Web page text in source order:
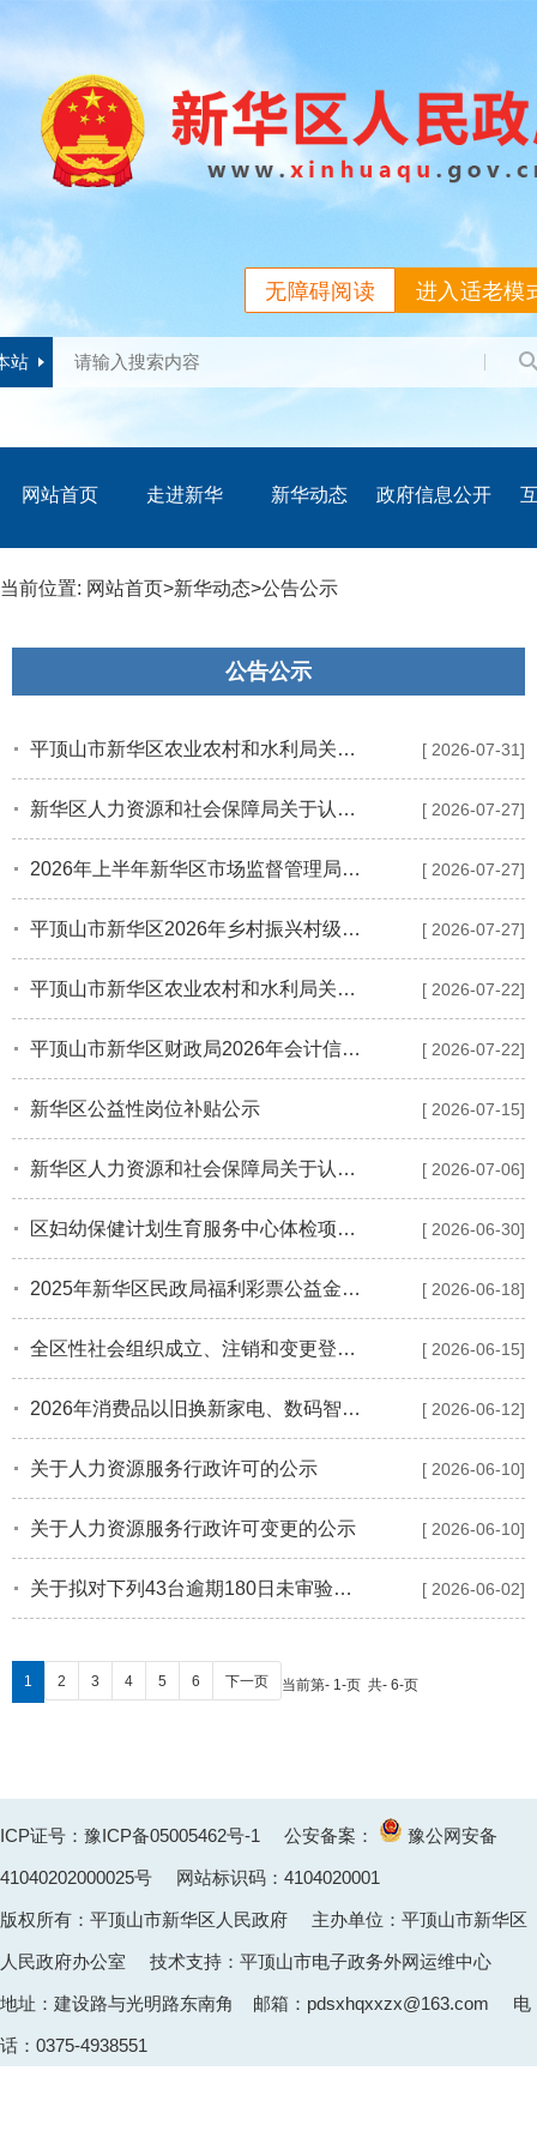
进入适老模
无障碍阅读
站
网站首页 走进新华 新华动态 政府信息公开
当前位置: 网站首页>新华动态>公告公示
公告公示
平顶山市新华区农业农村和水利局关于祥云河西线新华区段提升工程-招标代理机构比选结果公示 [ 2026-07-31]
新华区人力资源和社会保障局关于认定新华区区级就业见习单位的公示 [ 2026-07-27]
2026年上半年新华区市场监督管理局食品安全监督抽检公示 [ 2026-07-27]
平顶山市新华区2026年乡村振兴村级协理员拟聘用人员公示 [ 2026-07-27]
平顶山市新华区农业农村和水利局关于祥云河西线新华区段提升工程-招标代理机构比选公告 [ 2026-07-22]
平顶山市新华区财政局2026年会计信息质量检查查前公示 [ 2026-07-22]
新华区公益性岗位补贴公示 [ 2026-07-15]
新华区人力资源和社会保障局关于认定新华区区级就业见习单位的公示 [ 2026-07-06]
区妇幼保健计划生育服务中心体检项目明细及收费标准公示 [ 2026-06-30]
2025年新华区民政局福利彩票公益金使用情况公告 [ 2026-06-18]
全区性社会组织成立、注销和变更登记公告 [ 2026-06-15]
2026年消费品以旧换新家电、数码智能产品参与主体名单的公示(第四批) [ 2026-06-12]
关于人力资源服务行政许可的公示 [ 2026-06-10]
关于人力资源服务行政许可变更的公示 [ 2026-06-10]
关于拟对下列43台逾期180日未审验依法注销车辆《道路运输证》公告 [ 2026-06-02]
当前第- 1-页 共- 6-页
1 2 3 4 5 6 下一页
ICP证号：豫ICP备05005462号-1 公安备案： 豫公网安备
41040202000025号 网站标识码：4104020001
版权所有：平顶山市新华区人民政府 主办单位：平顶山市新华区
人民政府办公室 技术支持：平顶山市电子政务外网运维中心
地址：建设路与光明路东南角 邮箱：pdsxhqxxzx@163.com 电
话：0375-4938551